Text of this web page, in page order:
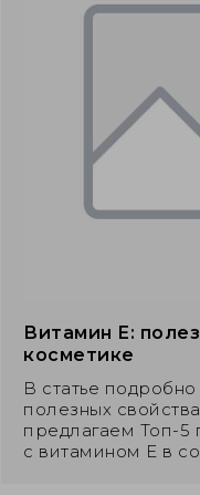
Витамин Е:
косметике
В статье
полезных
предлагаем Топ-5
с витамином Е в